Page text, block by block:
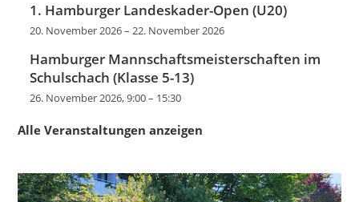
1. Hamburger Landeskader-Open (U20)
20. November 2026–22. November 2026
Hamburger Mannschaftsmeisterschaften im
Schulschach (Klasse 5-13)
26. November 2026, 9:00– 15:30
Alle Veranstaltungen anzeigen